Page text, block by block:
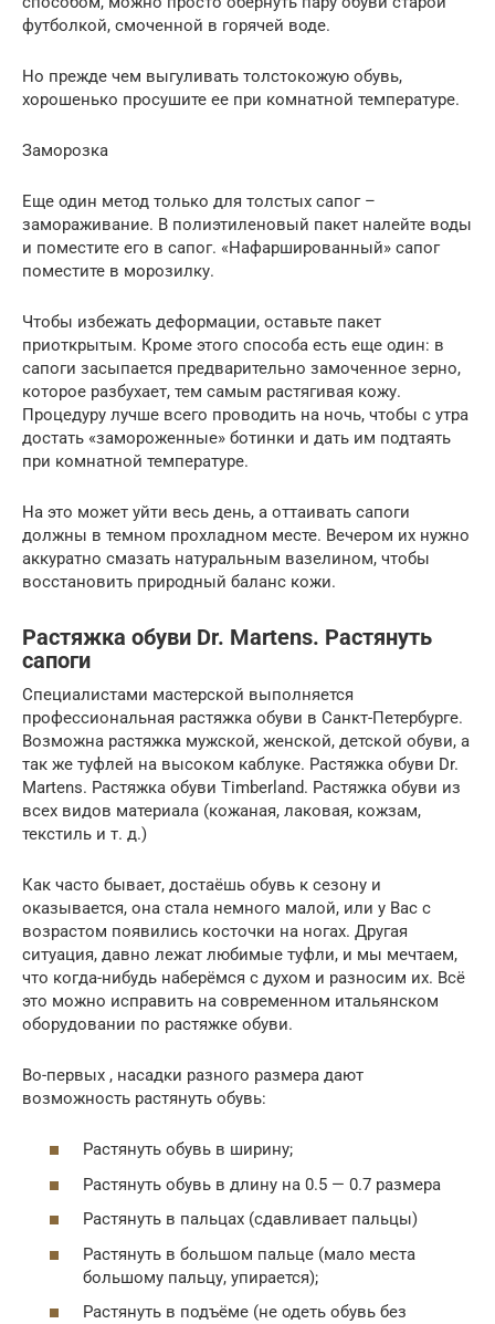
футболкой, смоченной в горячей воде.
Но прежде чем выгуливать толстокожую обувь,
хорошенько просушите ее при комнатной температуре.
Заморозка
Еще один метод только для толстых сапог –
замораживание. В полиэтиленовый пакет налейте воды
и поместите его в сапог. «Нафаршированный» сапог
поместите в морозилку.
Чтобы избежать деформации, оставьте пакет
приоткрытым. Кроме этого способа есть еще один: в
сапоги засыпается предварительно замоченное зерно,
которое разбухает, тем самым растягивая кожу.
Процедуру лучше всего проводить на ночь, чтобы с утра
достать «замороженные» ботинки и дать им подтаять
при комнатной температуре.
На это может уйти весь день, а оттаивать сапоги
должны в темном прохладном месте. Вечером их нужно
аккуратно смазать натуральным вазелином, чтобы
восстановить природный баланс кожи.
Растяжка обуви Dr. Martens. Растянуть
сапоги
Специалистами мастерской выполняется
профессиональная растяжка обуви в Санкт-Петербурге.
Возможна растяжка мужской, женской, детской обуви, а
так же туфлей на высоком каблуке. Растяжка обуви Dr.
Martens. Растяжка обуви Timberland. Растяжка обуви из
всех видов материала (кожаная, лаковая, кожзам,
текстиль и т. д.)
Как часто бывает, достаёшь обувь к сезону и
оказывается, она стала немного малой, или у Вас с
возрастом появились косточки на ногах. Другая
ситуация, давно лежат любимые туфли, и мы мечтаем,
что когда-нибудь наберёмся с духом и разносим их. Всё
это можно исправить на современном итальянском
оборудовании по растяжке обуви.
Во-первых , насадки разного размера дают
возможность растянуть обувь:
Растянуть обувь в ширину;
Растянуть обувь в длину на 0.5 — 0.7 размера
Растянуть в пальцах (сдавливает пальцы)
Растянуть в большом пальце (мало места
большому пальцу, упирается);
Растянуть в подъёме (не одеть обувь без